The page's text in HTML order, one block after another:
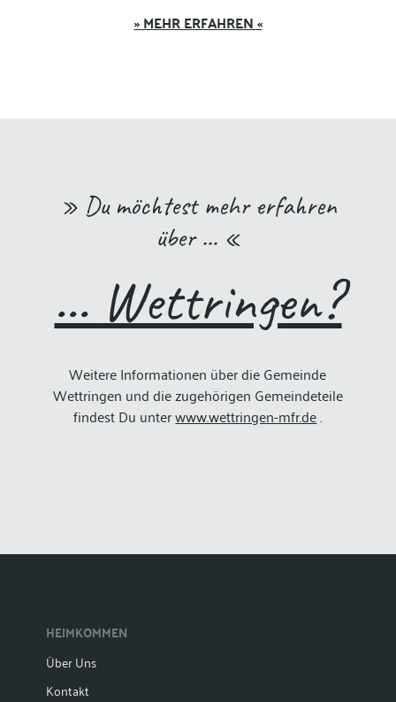
» MEHR ERFAHREN «
» Du möchtest mehr erfahren
über … «
... Wettringen?
Weitere Informationen über die Gemeinde
Wettringen und die zugehörigen Gemeindeteile
findest Du unterwww.wettringen-mfr.de.
HEIMKOMMEN
Über Uns
Kontakt